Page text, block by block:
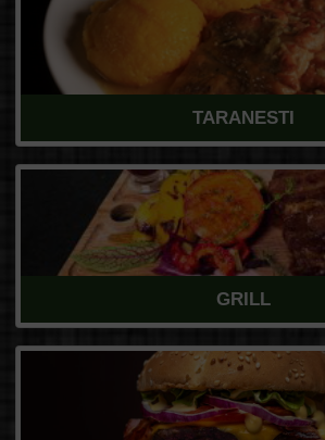
TARANESTI
GRILL